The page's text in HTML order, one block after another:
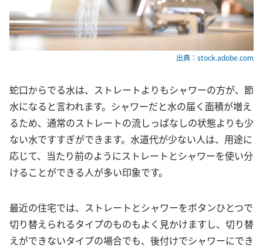
出典：stock.adobe.com
蛇口からでる水は、ストレートよりもシャワーの方が、節
水になると言われます。シャワーだと水の届く面積が増え
るため、通常のストレートの流しっぱなしの状態よりも少
ない水ですすぎができます。水道代が少ない人は、用途に
応じて、当たり前のようにストレートとシャワーを使い分
けることができる人が多い印象です。
最近の住宅では、ストレートとシャワーをボタンひとつで
切り替えられるタイプのものもよく見かけますし、切り替
えができないタイプの場合でも、後付けでシャワーにでき